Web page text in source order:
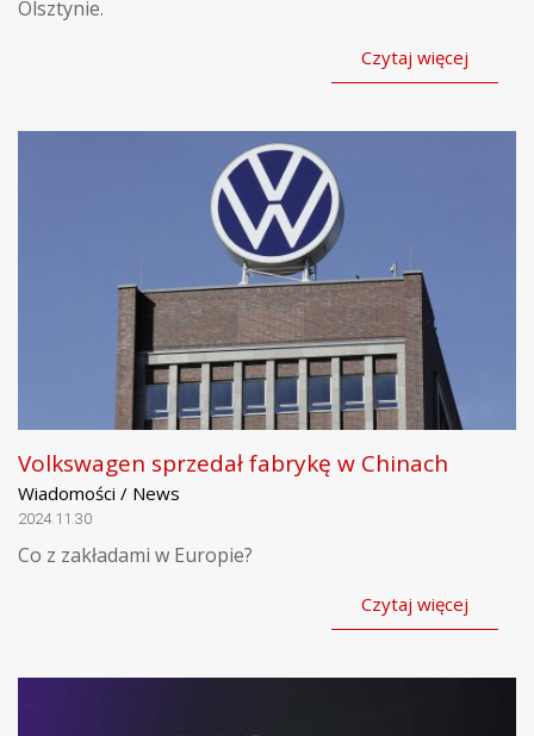
Olsztynie.
Czytaj więcej
Volkswagen sprzedał fabrykę w Chinach
Wiadomości / News
2024.11.30
Co z zakładami w Europie?
Czytaj więcej